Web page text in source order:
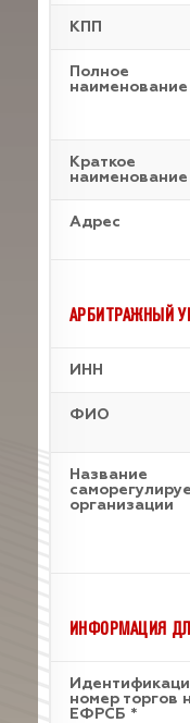
КПП
Полное
наименование
Краткое
наименование
Адрес
АРБИТРАЖНЫЙ
ИНН
ФИО
Название
организации
ИНФОРМАЦИЯ
номер торгов
ЕФРСБ *